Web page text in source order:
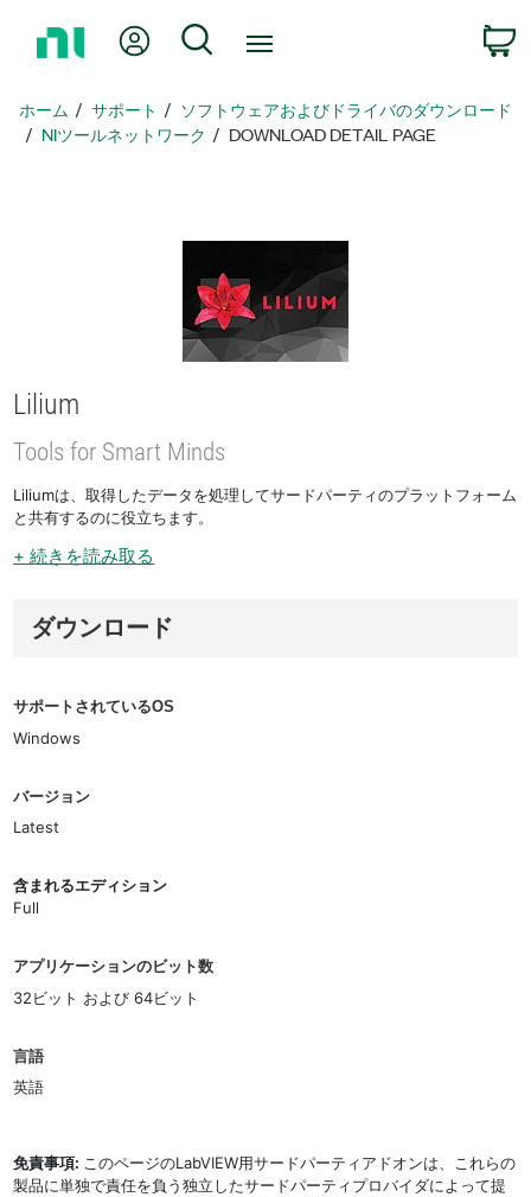
ペ
ー
Myアカウント
検索
ホーム サポート
ソフトウェアおよびドライバのダウンロード
NIツールネットワーク
DOWNLOAD DETAIL PAGE
Lilium
Tools for Smart Minds
Liliumは、取得したデータを処理してサードパーティのプラットフォーム
と共有するのに役立ちます。
+ 続きを読み取る
ダウンロード
サポートされているOS
Windows
バージョン
Latest
含まれるエディション
Full
アプリケーションのビット数
32ビット および 64ビット
言語
英語
免責事項: このページのLabVIEW用サードパーティアドオンは、これらの
製品に単独で責任を負う独立したサードパーティプロバイダによって提